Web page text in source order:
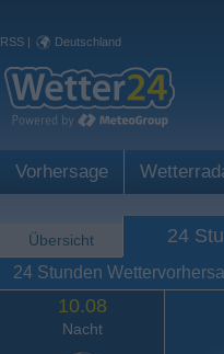
RSS | Deutschland
Vorhersage
Übersicht 24
24 Stunden
10.08
Nacht